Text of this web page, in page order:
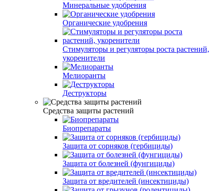
Минеральные удобрения
Органические удобрения
Стимуляторы и регуляторы роста растений,
укоренители
Мелиоранты
Деструкторы
Средства защиты растений
Биопрепараты
Защита от сорняков (гербициды)
Защита от болезней (фунгициды)
Защита от вредителей (инсектициды)